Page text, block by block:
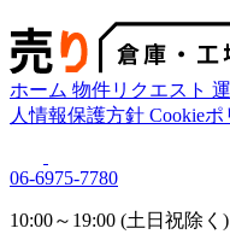
ホーム 物件リクエスト
人情報保護方針 Cookieポ
06-6975-7780
10:00～19:00 (土日祝除く)